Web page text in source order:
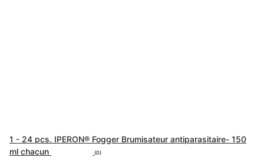
1 - 24 pcs. IPERON® Fogger Brumisateur antiparasitaire- 150
ml chacun
(0)